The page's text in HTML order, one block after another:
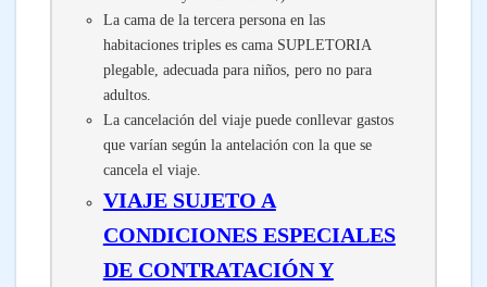
La cama de la tercera persona en las
habitaciones triples es cama SUPLETORIA
plegable, adecuada para niños, pero no para
adultos.
La cancelación del viaje puede conllevar gastos
que varían según la antelación con la que se
cancela el viaje.
VIAJE SUJETO A
CONDICIONES ESPECIALES
DE CONTRATACIÓN Y